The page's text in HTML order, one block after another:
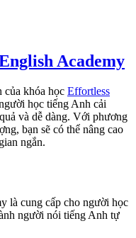
Academy
của khóa học Effortless
học tiếng Anh cải
và dễ dàng. Với phương
bạn sẽ có thể nâng cao
ngắn.
là cung cấp cho người học
người nói tiếng Anh tự